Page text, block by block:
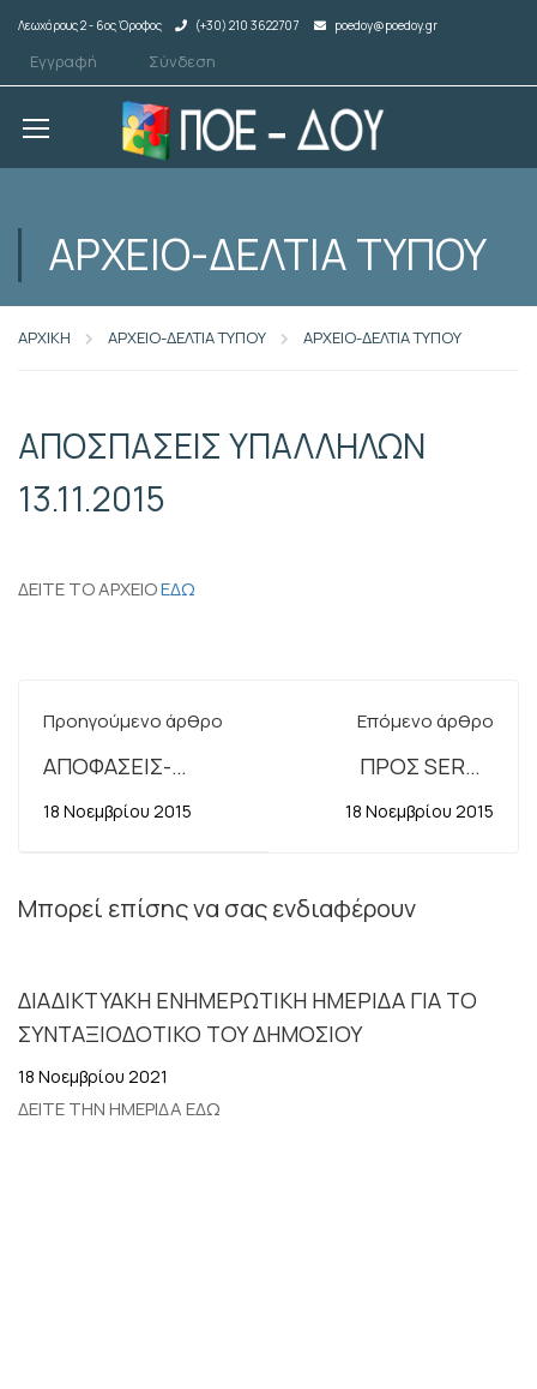
Λεωχάρους 2 - 6ος Όροφος (+30) 210 3622707 poedoy@poedoy.gr
Εγγραφή Σύνδεση
ΑΡΧΕΙΟ-ΔΕΛΤΙΑ ΤΥΠΟΥ
ΑΡΧΙΚΗ ΑΡΧΕΙΟ-ΔΕΛΤΙΑ ΤΥΠΟΥ ΑΡΧΕΙΟ-ΔΕΛΤΙΑ ΤΥΠΟΥ
ΑΠΟΣΠΑΣΕΙΣ ΥΠΑΛΛΗΛΩΝ
13.11.2015
ΔΕΙΤΕ ΤΟ ΑΡΧΕΙΟΕΔΩ
Προηγούμενο άρθρο
ΑΠΟΦΑΣΕΙΣ-
ΨΗΦΙΣΜΑΤΑ Γ.Σ.
18 Νοεμβρίου 2015
Επόμενο άρθρο
ΠΡΟΣ SERGE
COLLIN-
17.11.2015
18 Νοεμβρίου 2015
Μπορεί επίσης να σας ενδιαφέρουν
ΔΙΑΔΙΚΤΥΑΚΗ ΕΝΗΜΕΡΩΤΙΚΗ ΗΜΕΡΙΔΑ ΓΙΑ ΤΟ
ΣΥΝΤΑΞΙΟΔΟΤΙΚΟ ΤΟΥ ΔΗΜΟΣΙΟΥ
18 Νοεμβρίου 2021
ΔΕΙΤΕ ΤΗΝ ΗΜΕΡΙΔΑ ΕΔΩ